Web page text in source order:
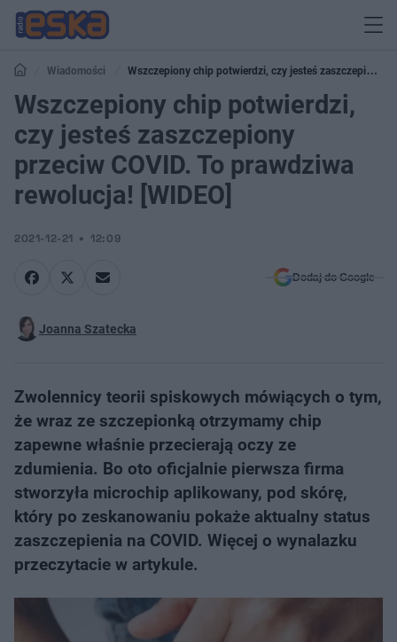
Wiadomości
Wszczepiony chip potwierdzi, czy jesteś zaszczepiony
przeciw COVID. To prawdziwa rewolucja! [WIDEO]
Wszczepiony chip potwierdzi,
czy jesteś zaszczepiony
przeciw COVID. To prawdziwa
rewolucja! [WIDEO]
2021-12-21 12:09
Dodaj do Google
Joanna Szatecka
Zwolennicy teorii spiskowych mówiących o tym,
że wraz ze szczepionką otrzymamy chip
zapewne właśnie przecierają oczy ze
zdumienia. Bo oto oficjalnie pierwsza firma
stworzyła microchip aplikowany, pod skórę,
który po zeskanowaniu pokaże aktualny status
zaszczepienia na COVID. Więcej o wynalazku
przeczytacie w artykule.